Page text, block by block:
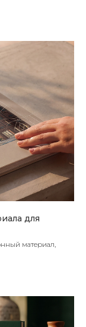
для
материал,